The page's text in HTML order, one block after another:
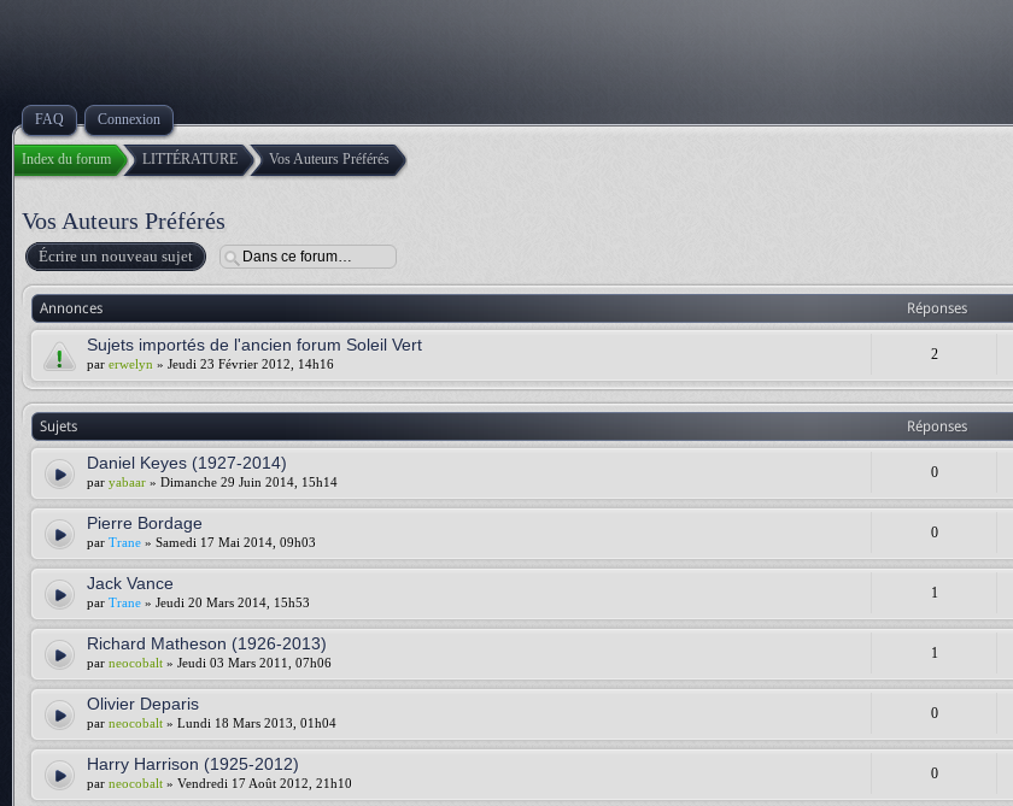
FAQ Connexion
Index du forum LITTÉRATURE Vos Auteurs Préférés
Vos Auteurs Préférés
Écrire un nouveau sujet
Annonces Réponses
Sujets importés de l'ancien forum Soleil Vert
par erwelyn » Jeudi 23 Février 2012, 14h16
2
Sujets Réponses
Daniel Keyes (1927-2014)
par yabaar » Dimanche 29 Juin 2014, 15h14
0
Pierre Bordage
par Trane » Samedi 17 Mai 2014, 09h03
0
Jack Vance
par Trane » Jeudi 20 Mars 2014, 15h53
1
Richard Matheson (1926-2013)
par neocobalt » Jeudi 03 Mars 2011, 07h06
1
Olivier Deparis
par neocobalt » Lundi 18 Mars 2013, 01h04
0
Harry Harrison (1925-2012)
par neocobalt » Vendredi 17 Août 2012, 21h10
0